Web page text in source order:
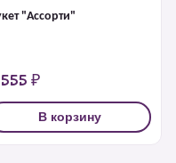
"Ассорти"
₽
В корзину